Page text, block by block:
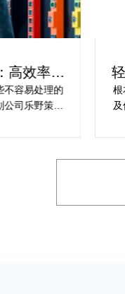
轻松掌控成本：
根本是因公司有新产品
及优势。上海市的邹小
占有率。在策划时间里
展示方案，以最大